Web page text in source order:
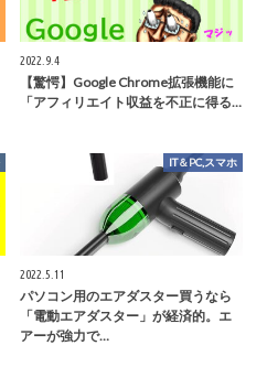
2022.9.4
【驚愕】Google Chrome拡張機能に
「アフィリエイト収益を不正に得る…
IT＆PC,スマホ
2022.5.11
パソコン用のエアダスター買うなら
「電動エアダスター」が経済的。エ
アーが強力で…